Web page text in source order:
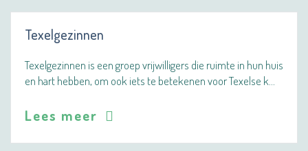
Texelgezinnen
Texelgezinnen is een groep vrijwilligers die ruimte in hun huis
en hart hebben, om ook iets te betekenen voor Texelse k…
Lees meer